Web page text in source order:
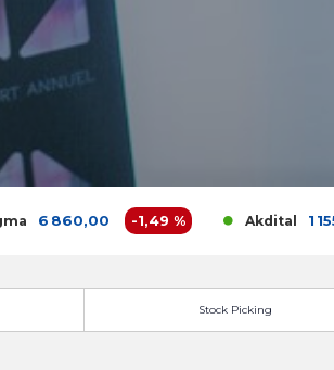
6 860,00 -1,49 % Akdital 1 155,00
Stock Picking